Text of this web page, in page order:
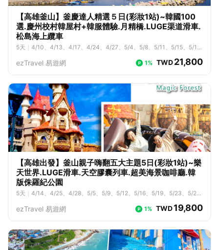
【高雄釜山】釜慶達人精選５日(彩妝1站)~韓國100
選.慶州校村韓屋村+韓服體驗.月精橋.LUGE渠道滑車.
松島海上纜車
5天
4/10、4/13、4/17、4/24、4/27、5/4、5/8、5/11、5/15、5/1
29、7/3、7/6、7/10、7/13、7/17、7/20、7/24、7/27、7/31、8/3、
1、9/14、9/18、9/21、9/28
ezTravel 易遊網 1% TWD21,800
【高雄出發】釜山親子嗨翻五大主題5日(彩妝1站)~樂
天世界.LUGE滑車.天空膠囊列車.超美海景咖啡廳.韓
版侏羅紀公園
5天
4/14、4/25、4/28、5/5、5/9、5/12、5/16、5/19、5/23、5/2
7、7/11、7/14、7/18、7/21、7/25、7/28、8/1、8/4、8/8、8/11、8/1
2、9/29
ezTravel 易遊網 1% TWD19,800